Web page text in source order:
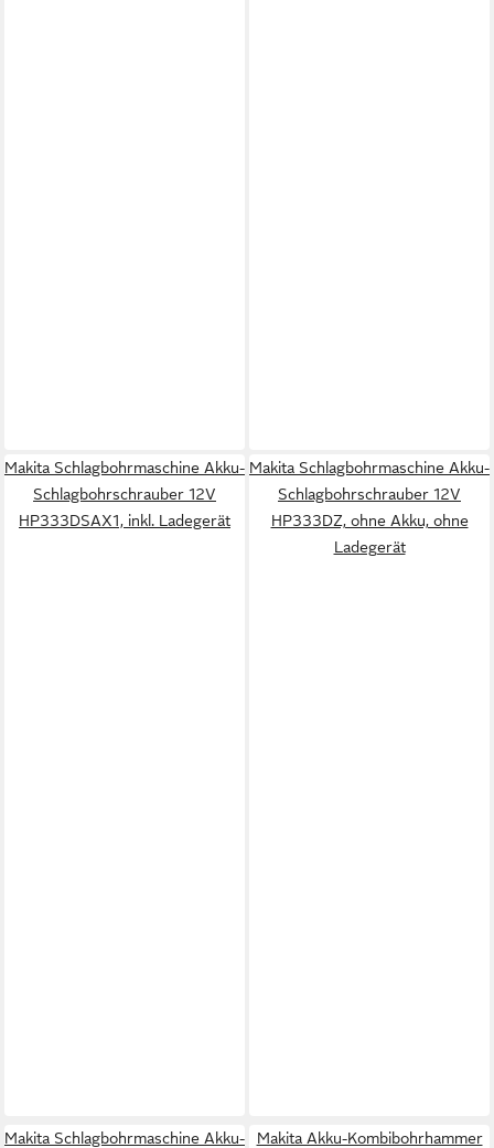
Makita Schlagbohrmaschine Akku-
Schlagbohrschrauber 12V
HP333DSAX1, inkl. Ladegerät
Makita Schlagbohrmaschine Akku-
Schlagbohrschrauber 12V
HP333DZ, ohne Akku, ohne
Ladegerät
Makita Schlagbohrmaschine Akku-
Makita Akku-Kombibohrhammer